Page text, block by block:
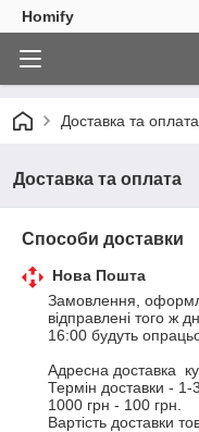
Homify
Доставка та оплата
Доставка та оплата
Способи доставки
Нова Пошта
Замовлення,
відправлені того ж
16:00 будуть
Адресна доставка
Термін доставки - 1-
1000 грн - 100 грн.
Вартість доставки